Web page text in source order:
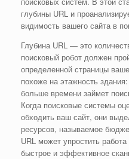
глубины URL и
видимость вашего сайта в
Глубина URL — это
поисковый робот должен
определенной страницы
похоже на этажность
больше времени займет
Когда поисковые системы
обходить ваш сайт, они
ресурсов, называемое
URL может упростить
быстрое и эффективное